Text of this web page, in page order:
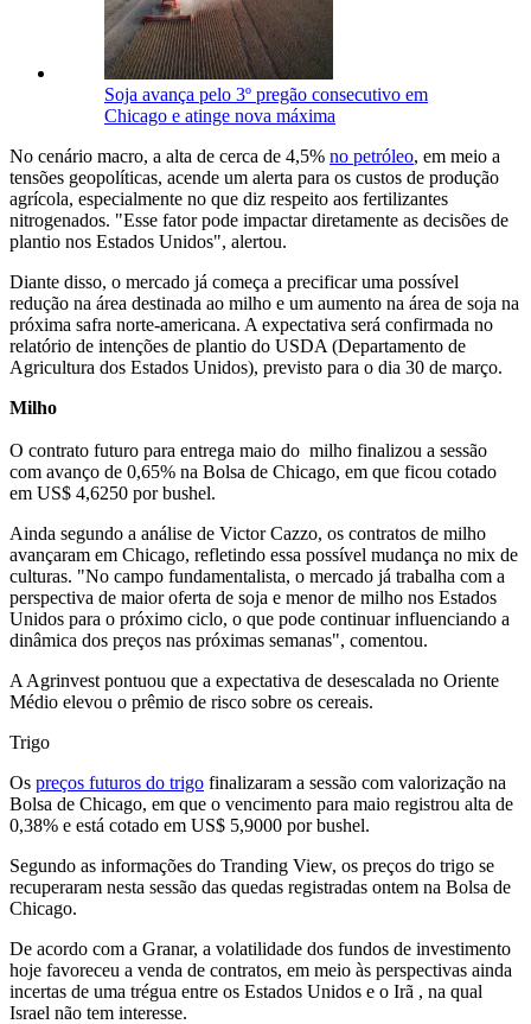
Soja avança pelo 3º pregão consecutivo em
Chicago e atinge nova máxima
No cenário macro, a alta de cerca de 4,5% no petróleo, em meio a
tensões geopolíticas, acende um alerta para os custos de produção
agrícola, especialmente no que diz respeito aos fertilizantes
nitrogenados. "Esse fator pode impactar diretamente as decisões de
plantio nos Estados Unidos", alertou.
Diante disso, o mercado já começa a precificar uma possível
redução na área destinada ao milho e um aumento na área de soja na
próxima safra norte-americana. A expectativa será confirmada no
relatório de intenções de plantio do USDA (Departamento de
Agricultura dos Estados Unidos), previsto para o dia 30 de março.
Milho
O contrato futuro para entrega maio do milho finalizou a sessão
com avanço de 0,65% na Bolsa de Chicago, em que ficou cotado
em US$ 4,6250 porbushel.
Ainda segundo a análise de Victor Cazzo, os contratos de milho
avançaram em Chicago, refletindo essa possível mudança no mix de
culturas. "No campo fundamentalista, o mercado já trabalha com a
perspectiva de maior oferta de soja e menor de milho nos Estados
Unidos para o próximo ciclo, o que pode continuar influenciando a
dinâmica dos preços nas próximas semanas", comentou.
A Agrinvest pontuou que a expectativa de desescalada no Oriente
Médio elevou o prêmio de risco sobre os cereais.
Trigo
Os preços futuros do trigo finalizaram a sessão com valorização na
Bolsa de Chicago, em que o vencimento para maio registrou alta de
0,38% e está cotado em US$ 5,9000 por bushel.
Segundo as informações do Tranding View, os preços do trigo se
recuperaram nesta sessão das quedas registradas ontem na Bolsa de
Chicago.
De acordo com a Granar, a volatilidade dos fundos de investimento
hoje favoreceu a venda de contratos, em meio às perspectivas ainda
incertas de uma trégua entre os Estados Unidos e o Irã , na qual
Israel não tem interesse.